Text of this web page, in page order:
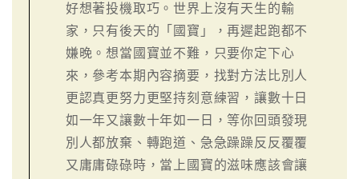
好想著投機取巧。世界上沒有天生的輸
家，只有後天的「國寶」，再遲起跑都不
嫌晚。想當國寶並不難，只要你定下心
來，參考本期內容摘要，找對方法比別人
更認真更努力更堅持刻意練習，讓數十日
如一年又讓數十年如一日，等你回頭發現
別人都放棄、轉跑道、急急躁躁反反覆覆
又庸庸碌碌時，當上國寶的滋味應該會讓